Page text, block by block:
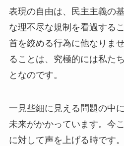
表現の自由は、民主主義の
な理不尽な規制を看過する
首を絞める行為に他なりま
ることは、究極的には私た
となのです。
一見些細に見える問題の中
未来がかかっています。今
に対して声を上げる時です。